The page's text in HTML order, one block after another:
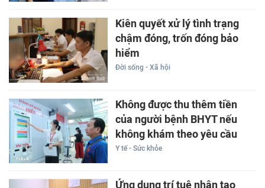
Kiên quyết xử lý tình trạng
chậm đóng, trốn đóng bảo
hiểm
Đời sống - Xã hội
Không được thu thêm tiền
của người bệnh BHYT nếu
không khám theo yêu cầu
Y tế - Sức khỏe
Ứng dụng trí tuệ nhân tạo